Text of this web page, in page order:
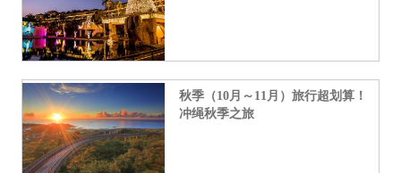
秋季（10月～11月）旅行超划算！
冲绳秋季之旅